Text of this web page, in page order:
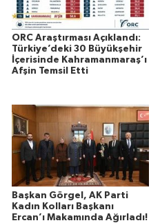
ORC Araştırması Açıklandı:
Türkiye’deki 30 Büyükşehir
İçerisinde Kahramanmaraş’ı
Afşin Temsil Etti
Başkan Görgel, AK Parti
Kadın Kolları Başkanı
Ercan’ı Makamında Ağırladı!